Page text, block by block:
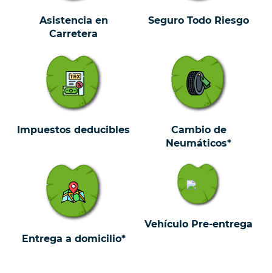
Asistencia en
Carretera
Seguro Todo Riesgo
Impuestos deducibles
Cambio de
Neumáticos*
Entrega a domicilio*
Vehículo Pre-entrega